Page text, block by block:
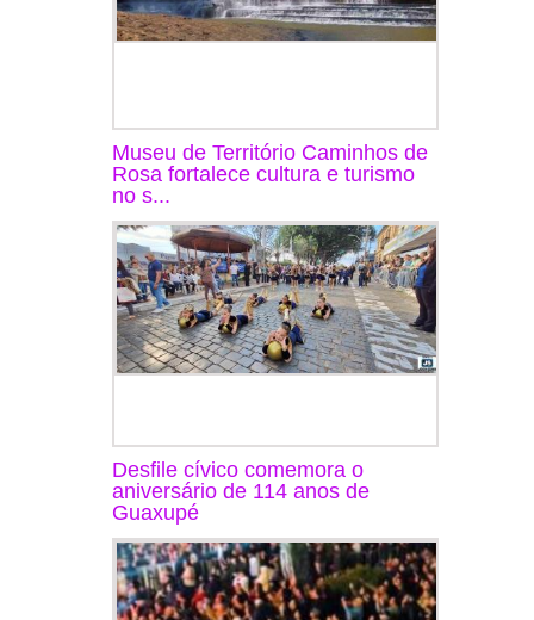
Museu de Território Caminhos de
Rosa fortalece cultura e turismo
no s...
Desfile cívico comemora o
aniversário de 114 anos de
Guaxupé